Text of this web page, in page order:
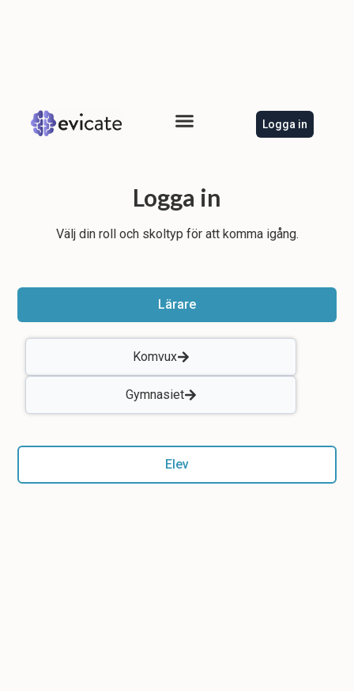
Logga in
Logga in
Välj din roll och skoltyp för att komma igång.
Lärare
Elev
Komvux
Gymnasiet